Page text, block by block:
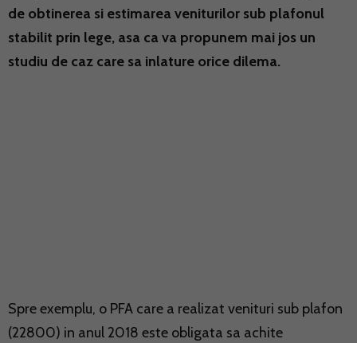
de obtinerea si estimarea veniturilor sub plafonul
stabilit prin lege, asa ca va propunem mai jos un
studiu de caz care sa inlature orice dilema.
Spre exemplu, o PFA care a realizat venituri sub plafon
(22800) in anul 2018 este obligata sa achite